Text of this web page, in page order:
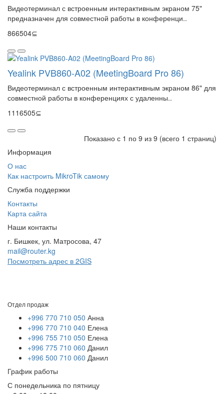
Видеотерминал с встроенным интерактивным экраном 75"
предназначен для совместной работы в конференци..
866504⊆
Yealink PVB860-A02 (MeetingBoard Pro 86)
Видеотерминал с встроенным интерактивным экраном 86" для
совместной работы в конференциях с удаленны..
1116505⊆
Показано с 1 по 9 из 9 (всего 1 страниц)
Информация
О нас
Как настроить MikroTik самому
Служба поддержки
Контакты
Карта сайта
Наши контакты
г. Бишкек, ул. Матросова, 47
mail@router.kg
Посмотреть адрес в 2GIS
Отдел продаж
+996 770 710 050 Анна
+996 770 710 040 Елена
+996 755 710 050 Елена
+996 775 710 060 Данил
+996 500 710 060 Данил
График работы
С понедельника по пятницу